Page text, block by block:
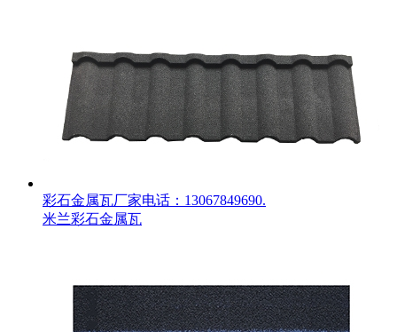
彩石金属瓦厂家电话：13067849690.
米兰彩石金属瓦